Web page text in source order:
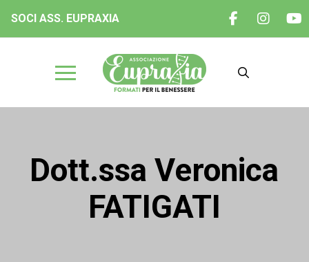
SOCI ASS. EUPRAXIA
Dott.ssa Veronica
FATIGATI